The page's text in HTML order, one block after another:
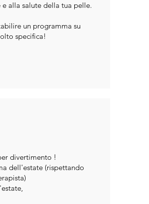
alla salute della tua pelle.
un programma su
specifica!
divertimento !
dell'estate (rispettando
)